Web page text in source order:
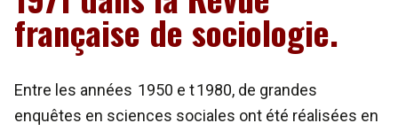
française de sociologie.
Entre les années 1950 e t 1980, de grandes
enquêtes en sciences sociales ont été réalisées en